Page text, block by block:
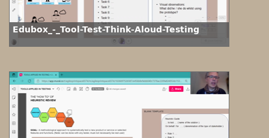
Edubox_-_Tool-Test-Think-Aloud-Testing